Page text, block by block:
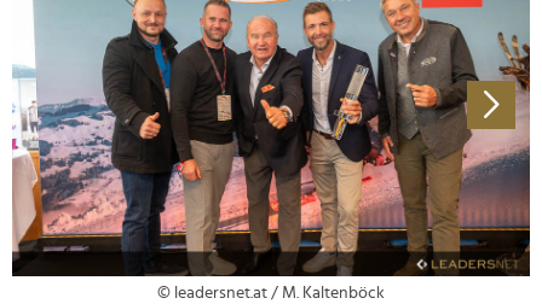
© leadersnet.at / M. Kaltenböck